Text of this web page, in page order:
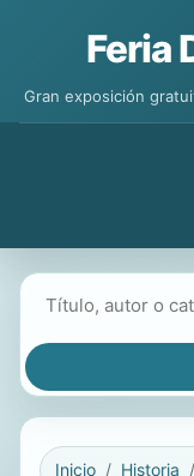
Feria
Gran exposición
Inicio Historia